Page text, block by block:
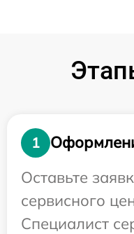
1
Оставьте
сервисного
Специалист